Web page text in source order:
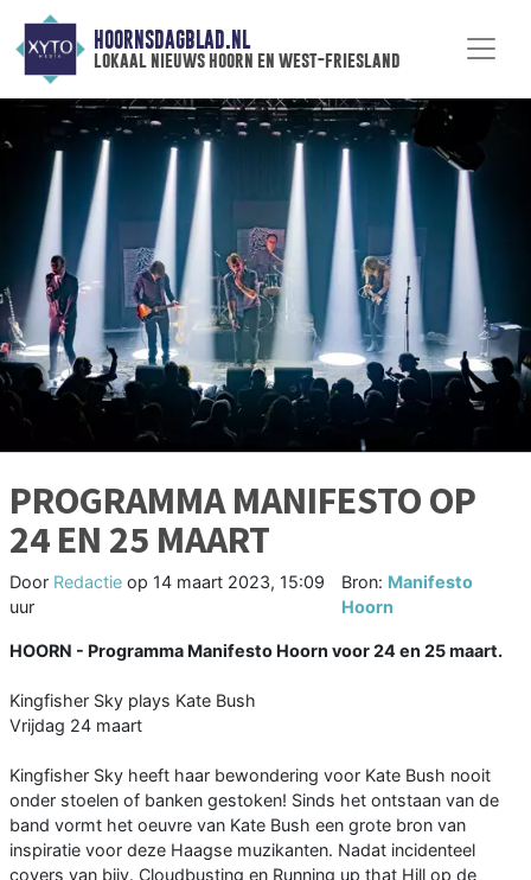
HOORNSDAGBLAD.NL
lokaal nieuws hoorn en west-friesland
PROGRAMMA MANIFESTO OP
24 EN 25 MAART
Door Redactie op 14 maart 2023, 15:09
uur
Bron: Manifesto
Hoorn
HOORN - Programma Manifesto Hoorn voor 24 en 25 maart.
Kingfisher Sky plays Kate Bush
Vrijdag 24 maart
Kingfisher Sky heeft haar bewondering voor Kate Bush nooit
onder stoelen of banken gestoken! Sinds het ontstaan van de
band vormt het oeuvre van Kate Bush een grote bron van
inspiratie voor deze Haagse muzikanten. Nadat incidenteel
covers van bijv. Cloudbusting en Running up that Hill op de